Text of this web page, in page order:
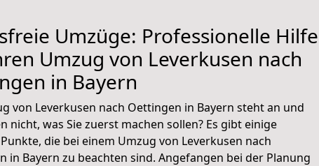
Umzüge: Professionelle Hilfe
Umzug von Leverkusen nach
in Bayern
von Leverkusen nach Oettingen in Bayern steht an und
nicht, was Sie zuerst machen sollen? Es gibt einige
die bei einem Umzug von Leverkusen nach
in Bayern zu beachten sind. Angefangen bei der Planung